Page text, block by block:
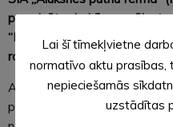
paredzēto darbību –
“Putni”, Ziemera pagastā,
ražošanas apjomu
Ar lēmumu un tā
pašvaldības tīmekļa vietnē (
Lai šī tīmekļvietne
normatīvo aktu prasības,
nepieciešamās
uzstādītas